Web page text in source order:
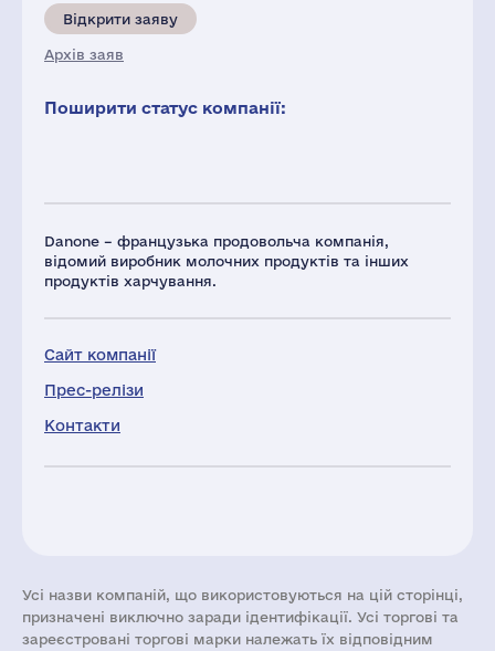
Danone – французька продовольча компанія,
відомий виробник молочних продуктів та інших
продуктів харчування.
Сайт компанії
Прес-релізи
Контакти
Відкрити заяву
Архів заяв
Поширити статус компанії:
Усі назви компаній, що використовуються на цій сторінці,
призначені виключно заради ідентифікації. Усі торгові та
зареєстровані торгові марки належать їх відповідним